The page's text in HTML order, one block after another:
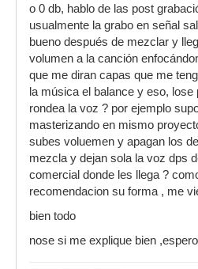
o 0 db, hablo de las post
usualmente la grabo en señal
bueno después de mezclar y
volumen a la canción
que me diran capas que me
la música el balance y eso, lose
rondea la voz ? por ejemplo
masterizando en mismo
subes voluemen y apagan los
mezcla y dejan sola la voz dps
comercial donde les llega ?
recomendacion su forma , me
bien todo
nose si me explique bien